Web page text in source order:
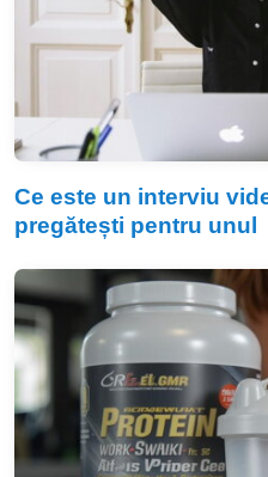
Ce este un interviu
pregătești pentru unul